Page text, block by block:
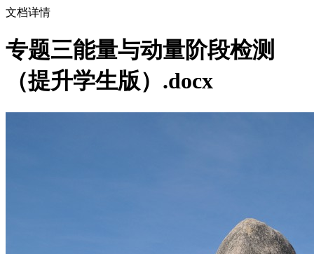
文档详情
专题三能量与动量阶段检测
（提升学生版）.docx